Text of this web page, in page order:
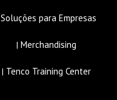
Soluções para Empresas
| Merchandising
| Tenco Training Center